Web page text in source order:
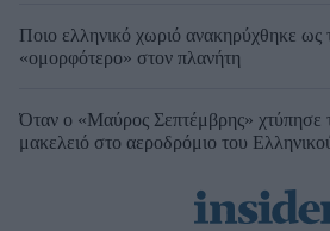
Ποιο ελληνικό χωριό ανακηρύχθηκε ως
«ομορφότερο» στον πλανήτη
Όταν ο «Μαύρος Σεπτέμβρης» χτύπησε
μακελειό στο αεροδρόμιο του